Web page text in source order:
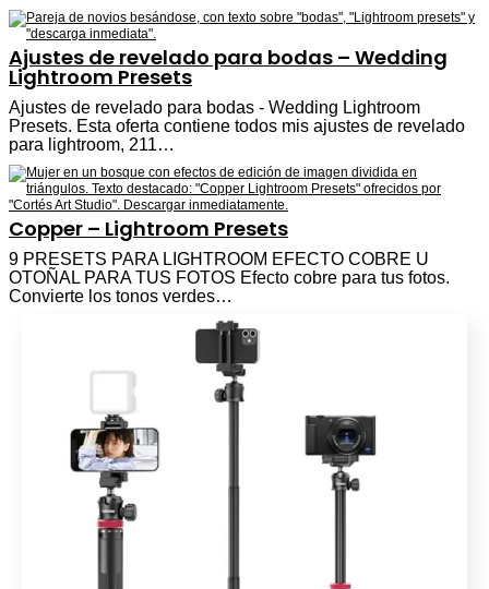
Ajustes de revelado para bodas – Wedding
Lightroom Presets
Ajustes de revelado para bodas - Wedding Lightroom
Presets. Esta oferta contiene todos mis ajustes de revelado
para lightroom, 211…
Copper – Lightroom Presets
9 PRESETS PARA LIGHTROOM EFECTO COBRE U
OTOÑAL PARA TUS FOTOS Efecto cobre para tus fotos.
Convierte los tonos verdes…